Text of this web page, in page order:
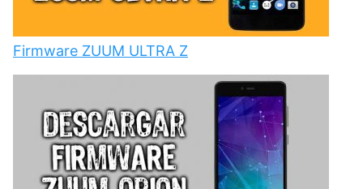
Firmware ZUUM ULTRA Z